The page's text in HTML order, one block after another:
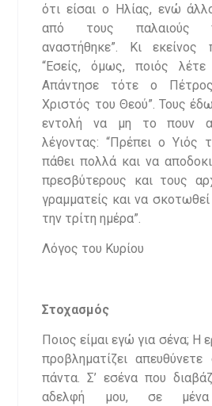
ότι είσαι ο Ηλίας, ενώ
από τους παλαιούς
αναστήθηκε”. Κι εκείνος
“Εσείς, όμως, ποιός λέτε
Απάντησε τότε ο
Χριστός του Θεού”. Τους
εντολή να μη το πουν
λέγοντας: “Πρέπει ο Υιός
πάθει πολλά και να
πρεσβύτερους και τους
γραμματείς και να
την τρίτη ημέρα”.
Λόγος του Κυρίου
Στοχασμός
Ποιος είμαι εγώ για σένα; Η
προβληματίζει
πάντα. Σ’ εσένα που
αδελφή μου, σε